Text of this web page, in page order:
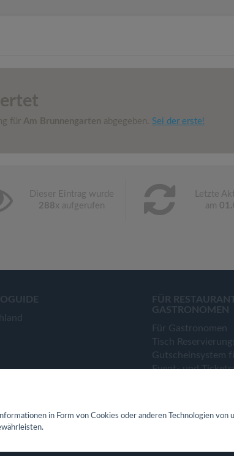
für Am Brunnengarten abgegeben. Sei der erste!
Dieser Eintrag wurde
288x aufgerufen
Letzte
am
FÜR
GASTRONOMEN
Für Gastronomen
Tisch
Gutscheinsystem
Event- und
Webseiten für
in Form von Cookies oder anderen Technologien von